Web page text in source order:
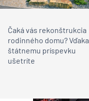
Čaká vás rekonštrukcia
rodinného domu? Vďaka
štátnemu príspevku
ušetríte